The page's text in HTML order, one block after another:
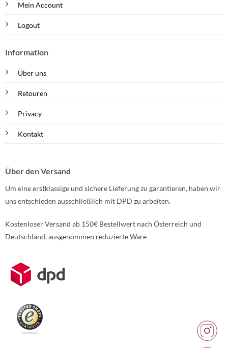
Mein Account
Logout
Information
Über uns
Retouren
Privacy
Kontakt
Über den Versand
Um eine erstklassige und sichere Lieferung zu garantieren, haben wir
uns entschieden ausschließlich mit DPD zu arbeiten.
Kostenloser Versand ab 150€ Bestellwert nach Österreich und
Deutschland, ausgenommen reduzierte Ware
Weitere Informationen über den gesperrten Inhalt.